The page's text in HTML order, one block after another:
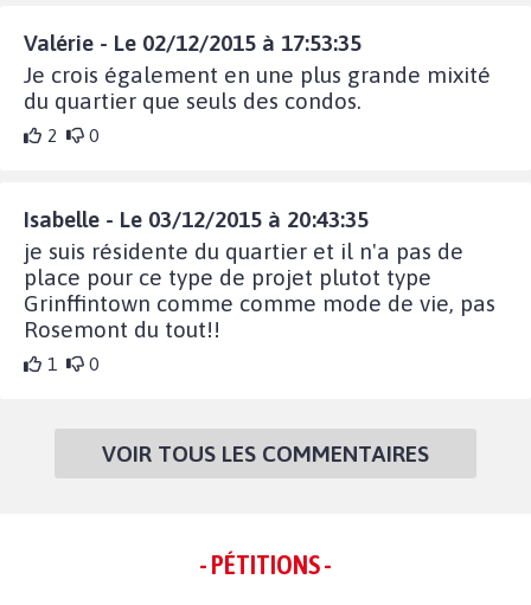
Valérie - Le 02/12/2015 à 17:53:35
Je crois également en une plus grande mixité
du quartier que seuls des condos.
2 0
Isabelle - Le 03/12/2015 à 20:43:35
je suis résidente du quartier et il n'a pas de
place pour ce type de projet plutot type
Grinffintown comme comme mode de vie, pas
Rosemont du tout!!
1 0
VOIR TOUS LES COMMENTAIRES
- PÉTITIONS -